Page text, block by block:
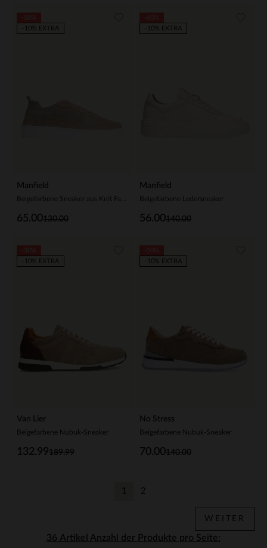
Manfield
130.00
65.00
-10% EXTRA
Manfield
Beigefarbene Ledersneaker
140.00
56.00
-10% EXTRA
Van Lier
Beigefarbene Nubuk-Sneaker
189.99
132.99
-10% EXTRA
No Stress
Beigefarbene Nubuk-Sneaker
140.00
70.00
-10% EXTRA
Anzahl der Produkte pro Seite:
1 2
WEITER